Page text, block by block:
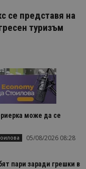
се представя на
туризъм
може да се
05/08/2026 08:28
пари заради грешки в